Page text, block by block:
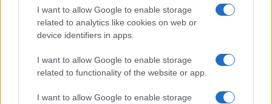
I want to allow Google to enable storage
related to analytics like cookies on web or
device identifiers in apps.
I want to allow Google to enable storage
related to functionality of the website or app.
I want to allow Google to enable storage